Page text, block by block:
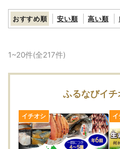
おすすめ順 安い順 高い順
1~20件(全217件)
ふるなびイ